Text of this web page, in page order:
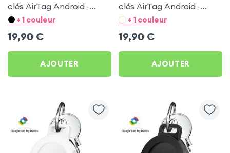
clés AirTag Android -
Hoco Blanc pour
S6310
+ 1 couleur
19,90 €
AJOUTER
clés AirTag Android -
Hoco Noir pour Samsung
+ 1 couleur
19,90 €
AJOUTER